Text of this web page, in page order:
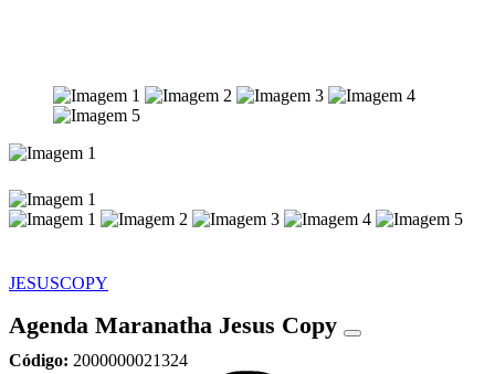
JESUSCOPY
Agenda Maranatha Jesus Copy
Código: 2000000021324